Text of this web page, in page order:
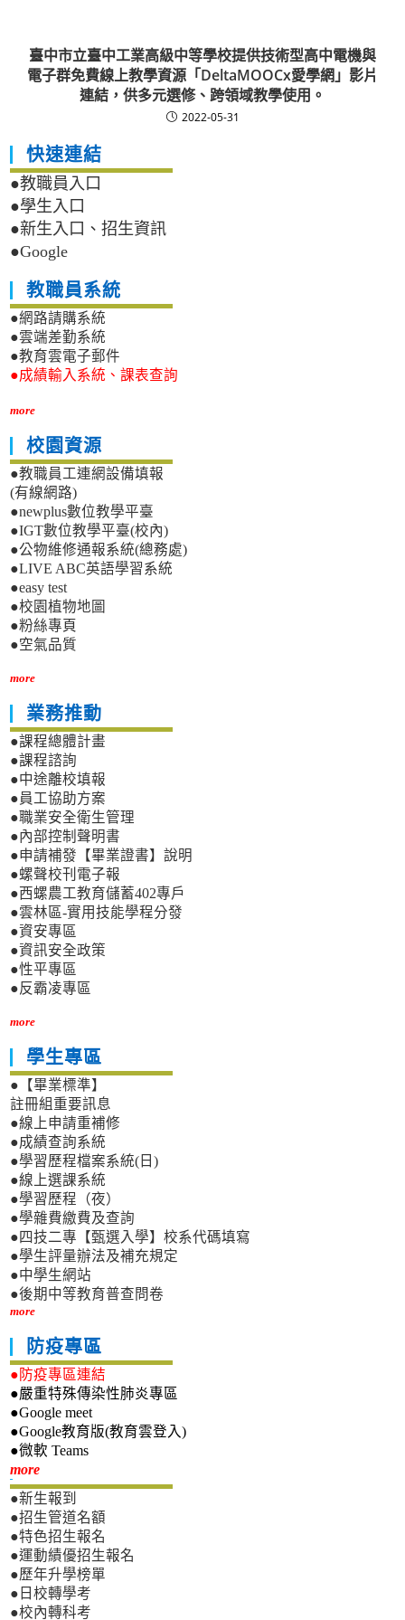
臺中市立臺中工業高級中等學校提供技術型高中電機與
電子群免費線上教學資源「DeltaMOOCx愛學網」影片
連結，供多元選修、跨領域教學使用。
2022-05-31
快速連結
●教職員入口
●學生入口
●新生入口、招生資訊
●Google
教職員系統
●網路請購系統
●雲端差勤系統
●教育雲電子郵件
●成績輸入系統、課表查詢
more
校園資源
●教職員工連網設備填報
(有線網路)
●newplus數位教學平臺
●IGT數位教學平臺(校內)
●公物維修通報系統(總務處)
●LIVE ABC英語學習系統
●easy test
●校園植物地圖
●粉絲專頁
●空氣品質
more
業務推動
●課程總體計畫
●課程諮詢
●中途離校填報
●員工協助方案
●職業安全衛生管理
●內部控制聲明書
●申請補發【畢業證書】說明
●螺聲校刊電子報
●西螺農工教育儲蓄402專戶
●雲林區-實用技能學程分發
●資安專區
●資訊安全政策
●性平專區
●反霸凌專區
more
學生專區
●【畢業標準】
註冊組重要訊息
●線上申請重補修
●成績查詢系統
●學習歷程檔案系統(日)
●線上選課系統
●學習歷程（夜）
●學雜費繳費及查詢
●四技二專【甄選入學】校系代碼填寫
●學生評量辦法及補充規定
●中學生網站
●後期中等教育普查問卷
more
防疫專區
●防疫專區連結
●嚴重特殊傳染性肺炎專區
●Google meet
●Google教育版(教育雲登入)
●微軟 Teams
more新生專區
●新生報到
●招生管道名額
●特色招生報名
●運動績優招生報名
●歷年升學榜單
●日校轉學考
●校內轉科考